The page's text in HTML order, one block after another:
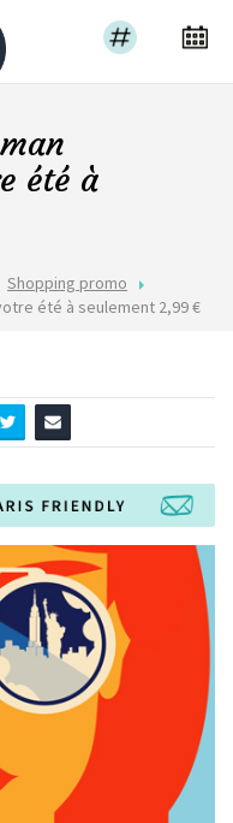
Shopping promo
été à seulement 2,99 €
été à